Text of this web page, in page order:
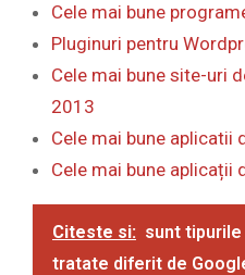
Cele mai bune
Pluginuri pentru
Cele mai bune site-uri
2013
Cele mai bune aplicatii
Cele mai bune aplicații
Citeste si: sunt
tratate diferit de